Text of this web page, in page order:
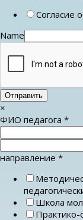
Согласие
Name
Отправить
×
ФИО педагога *
направление *
Школа